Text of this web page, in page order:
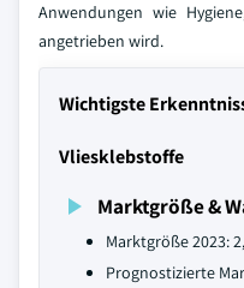
Anwendungen wie
angetrieben wird.
Wichtigste
Vliesklebstoffe
Marktgröße &
Marktgröße 2023:
Prognostizierte